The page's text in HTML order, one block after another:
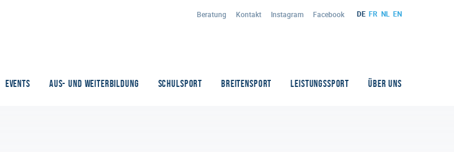
Beratung Kontakt Instagram Facebook DE FR NL EN
EVENTS AUS- UND WEITERBILDUNG SCHULSPORT BREITENSPORT LEISTUNGSSPORT ÜBER UNS